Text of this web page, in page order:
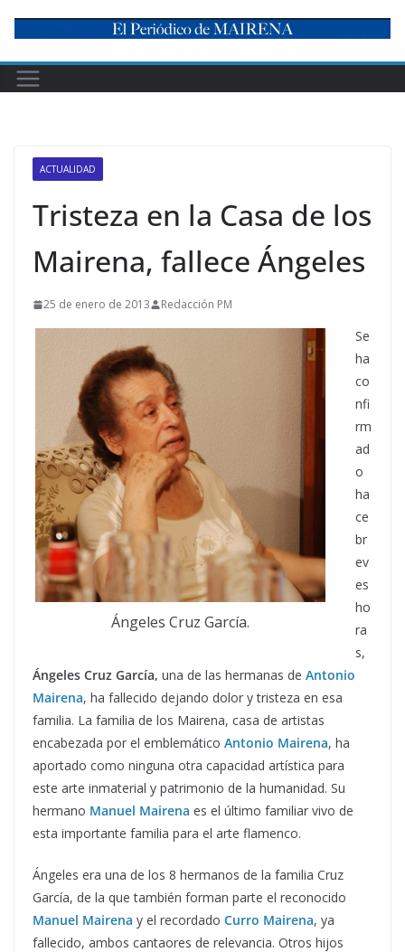
content
ACTUALIDAD
Tristeza en la Casa de los
Mairena, fallece Ángeles
25 de enero de 2013 Redacción PM
Ángeles Cruz García.
Se
ha
co
nfi
rm
ad
o
ha
ce
br
ev
es
ho
ra
s,
Ángeles Cruz García, una de las hermanas de Antonio
Mairena, ha fallecido dejando dolor y tristeza en esa
familia. La familia de los Mairena, casa de artistas
encabezada por el emblemático Antonio Mairena, ha
aportado como ninguna otra capacidad artística para
este arte inmaterial y patrimonio de la humanidad. Su
hermano Manuel Mairena es el último familiar vivo de
esta importante familia para el arte flamenco.
Ángeles era una de los 8 hermanos de la familia Cruz
García, de la que también forman parte el reconocido
Manuel Mairena y el recordado Curro Mairena, ya
fallecido, ambos cantaores de relevancia. Otros hijos